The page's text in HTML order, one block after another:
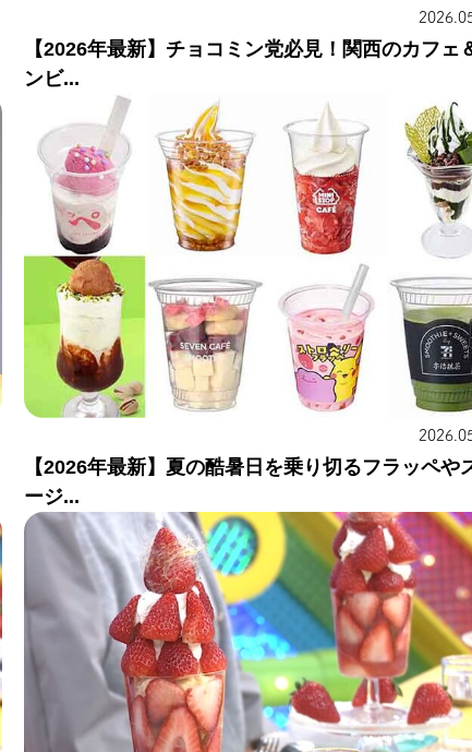
【2026年最新】チョコミン党必見！関西のカフェ
ンビ...
【2026年最新】夏の酷暑日を乗り切るフラッペや
ージ...